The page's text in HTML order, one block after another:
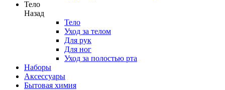
Тело
Назад
Тело
Уход за телом
Для рук
Для ног
Уход за полостью рта
Наборы
Аксессуары
Бытовая химия